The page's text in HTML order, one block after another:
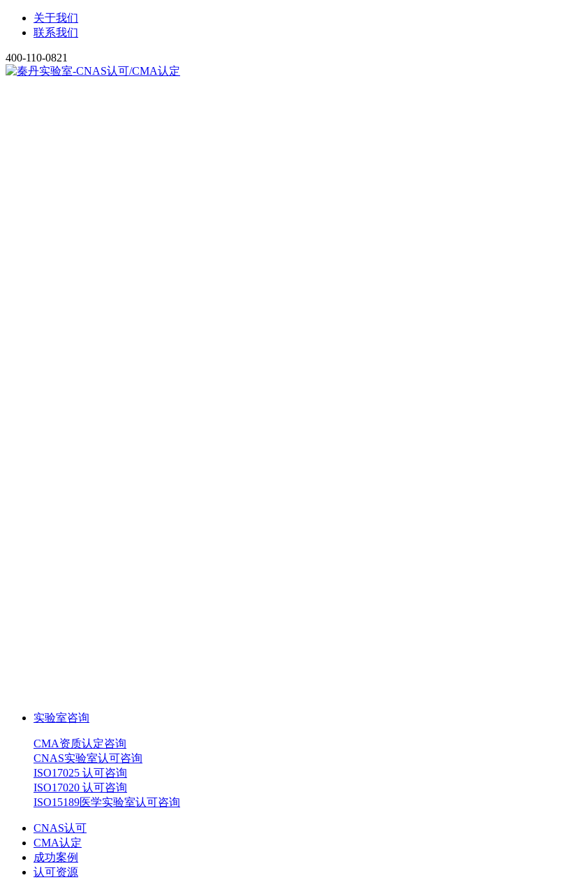
关于我们
联系我们
400-110-0821
实验室咨询
CMA资质认定咨询
CNAS实验室认可咨询
ISO17025 认可咨询
ISO17020 认可咨询
ISO15189医学实验室认可咨询
CNAS认可
CMA认定
成功案例
认可资源